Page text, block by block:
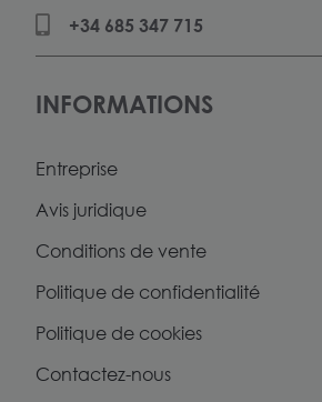
+34 685 347 715
INFORMATIONS
Entreprise
Avis juridique
Conditions de vente
Politique de confidentialité
Politique de cookies
Contactez-nous